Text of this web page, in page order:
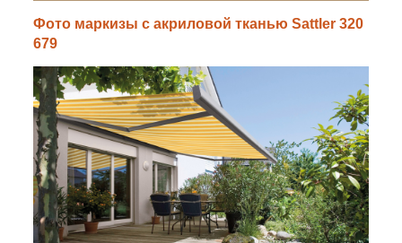
Фото маркизы с акриловой тканью Sattler 320
679